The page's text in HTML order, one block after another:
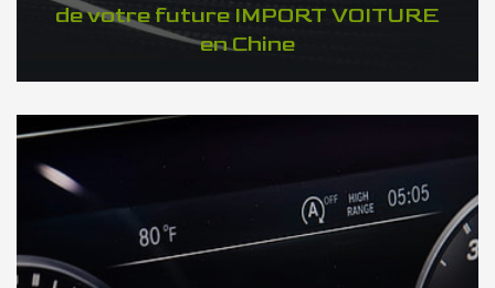
de votre future IMPORT VOITURE
en Chine
DÉCOUVREZ VOTRE INSPECTION AUTO en Chine